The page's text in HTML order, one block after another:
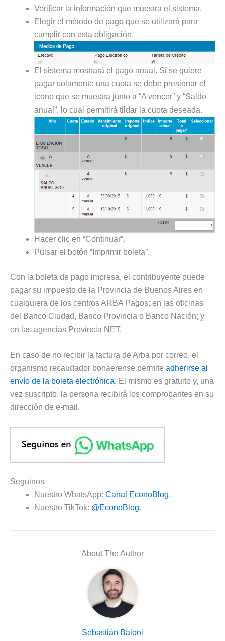
Verificar la información que muestra el sistema.
Elegir el método de pago que se utilizará para
cumplir con esta obligación.
El sistema mostrará el pago anual. Si se quiere
pagar solamente una cuota se debe presionar el
icono que se muestra junto a “A vencer” y “Saldo
anual”, lo cual permitirá tildar la cuota deseada.
Hacer clic en “Continuar”.
Pulsar el botón “Imprimir boleta”.
Con la boleta de pago impresa, el contribuyente puede
pagar su impuesto de la Provincia de Buenos Aires en
cualquiera de los centros ARBA Pagos; en las oficinas
del Banco Ciudad, Banco Provincia o Banco Nación; y
en las agencias Provincia NET.
En caso de no recibir la factura de Arba por correo, el
organismo recaudador bonaerense permite adherirse al
envío de la boleta electrónica. El mismo es gratuito y, una
vez suscripto, la persona recibirá los comprobantes en su
dirección de e-mail.
Seguinos
Nuestro WhatsApp: Canal EconoBlog.
Nuestro TikTok: @EconoBlog.
About The Author
Sebastián Baioni